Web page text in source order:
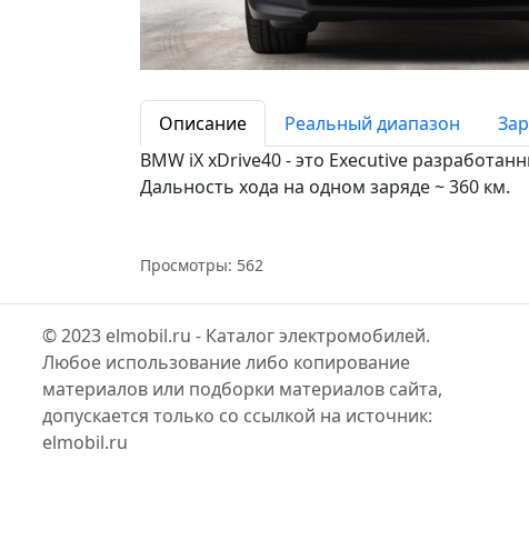
Описание Реальный диапазон
BMW iX xDrive40 - это Executive
Дальность хода на одном заряде ~ 360 км.
Просмотры: 562
© 2023 elmobil.ru - Каталог электромобилей.
Любое использование либо копирование
материалов или подборки материалов сайта,
допускается только со ссылкой на источник:
elmobil.ru